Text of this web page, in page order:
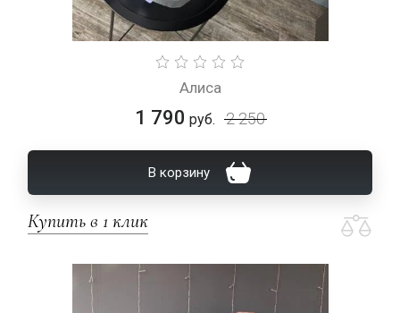
Алиса
1 790 руб. 2 250
В корзину
Купить в 1 клик